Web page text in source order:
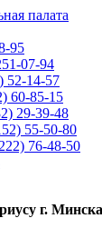
95
07-94
52-14-57
60-85-15
29-39-48
55-50-80
76-48-50
г. Минска